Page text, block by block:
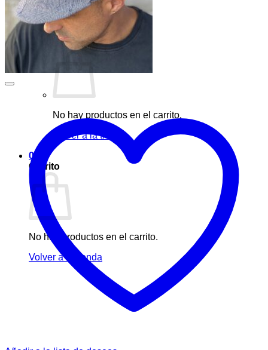
por:
Acceder / Registrarse
Carrito /0,00€ 0
No hay productos en el carrito.
Volver a la tienda
0
Carrito
No hay productos en el carrito.
Volver a la tienda